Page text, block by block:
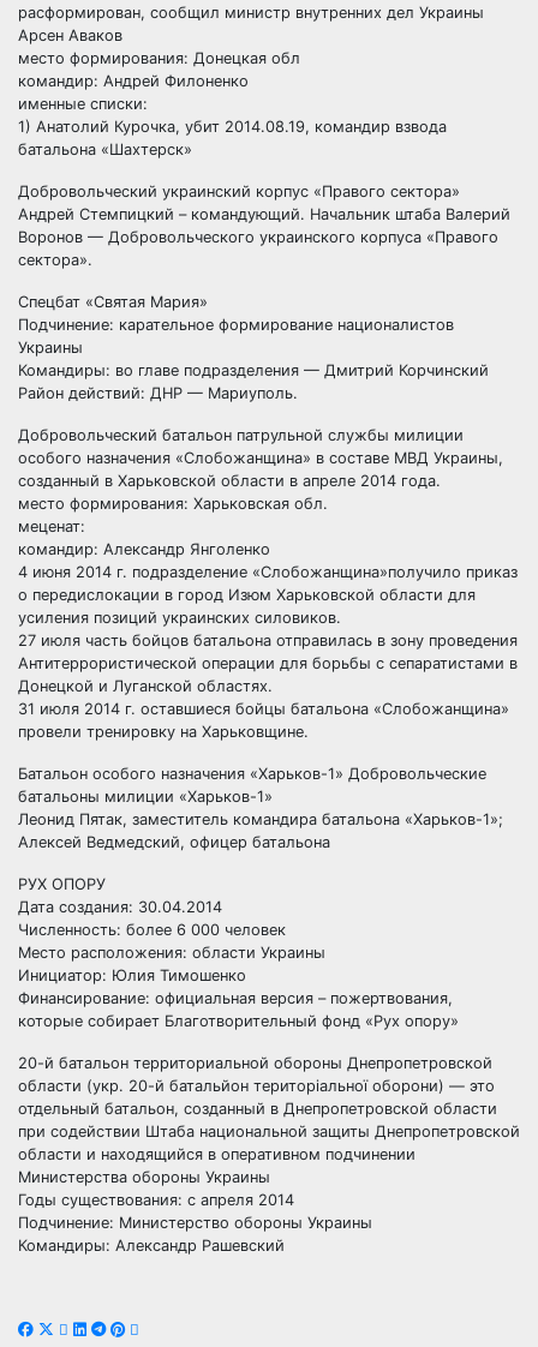
расформирован, сообщил министр внутренних дел Украины
Арсен Аваков
место формирования: Донецкая обл
командир: Андрей Филоненко
именные списки:
1) Анатолий Курочка, убит 2014.08.19, командир взвода
батальона «Шахтерск»
Добровольческий украинский корпус «Правого сектора»
Андрей Стемпицкий – командующий. Начальник штаба Валерий
Воронов — Добровольческого украинского корпуса «Правого
сектора».
Спецбат «Святая Мария»
Подчинение: карательное формирование националистов
Украины
Командиры: во главе подразделения — Дмитрий Корчинский
Район действий: ДНР — Мариуполь.
Добровольческий батальон патрульной службы милиции
особого назначения «Слобожанщина» в составе МВД Украины,
созданный в Харьковской области в апреле 2014 года.
место формирования: Харьковская обл.
меценат:
командир: Александр Янголенко
4 июня 2014 г. подразделение «Слобожанщина»получило приказ
о передислокации в город Изюм Харьковской области для
усиления позиций украинских силовиков.
27 июля часть бойцов батальона отправилась в зону проведения
Антитеррористической операции для борьбы с сепаратистами в
Донецкой и Луганской областях.
31 июля 2014 г. оставшиеся бойцы батальона «Слобожанщина»
провели тренировку на Харьковщине.
Батальон особого назначения «Харьков-1» Добровольческие
батальоны милиции «Харьков-1»
Леонид Пятак, заместитель командира батальона «Харьков-1»;
Алексей Ведмедский, офицер батальона
РУХ ОПОРУ
Дата создания: 30.04.2014
Численность: более 6 000 человек
Место расположения: области Украины
Инициатор: Юлия Тимошенко
Финансирование: официальная версия – пожертвования,
которые собирает Благотворительный фонд «Рух опору»
20-й батальон территориальной обороны Днепропетровской
области (укр. 20-й батальйон територіальної оборони) — это
отдельный батальон, созданный в Днепропетровской области
при содействии Штаба национальной защиты Днепропетровской
области и находящийся в оперативном подчинении
Министерства обороны Украины
Годы существования: с апреля 2014
Подчинение: Министерство обороны Украины
Командиры: Александр Рашевский